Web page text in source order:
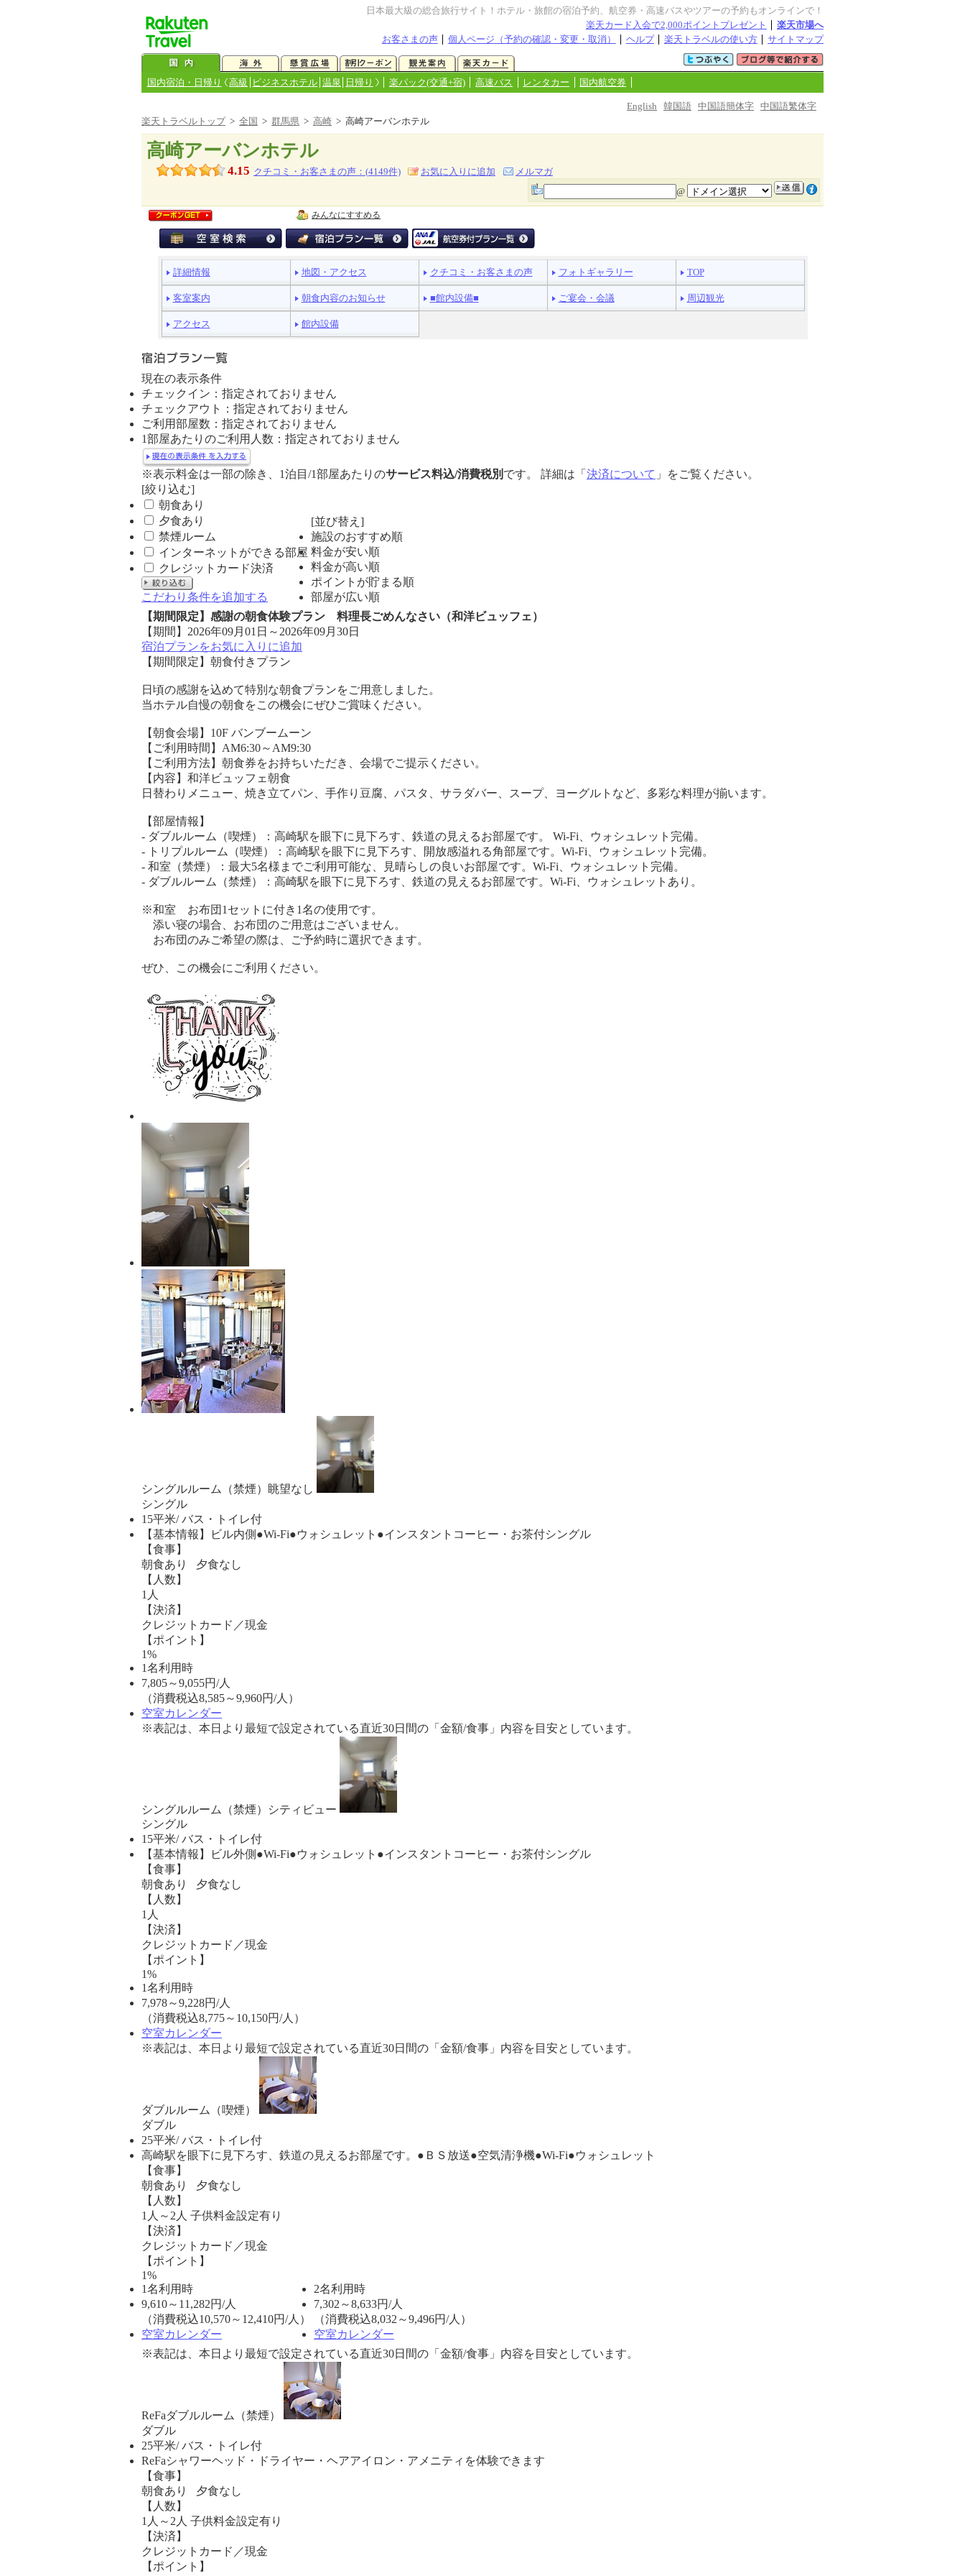
日本最大級の総合旅行サイト！ホテル・旅館の宿泊予約、航空券・高速バスやツアーの予約もオンラインで！
楽天カード入会で2,000ポイントプレゼント
楽天市場へ
お客さまの声
個人ページ（予約の確認・変更・取消） ヘルプ 楽天トラベルの使い方 サイトマップ
国内宿泊・日帰り 高級 ビジネスホテル 温泉 日帰り 楽パック(交通+宿) 高速バス レンタカー 国内航空券
English 韓国語 中国語簡体字 中国語繁体字
楽天トラベルトップ> 全国 > 群馬県 > 高崎 > 高崎アーバンホテル
高崎アーバンホテル
4.15 クチコミ・お客さまの声：(4149件) お気に入りに追加
メルマガ
@
みんなにすすめる
ペ
ー
メ
ニ
ュ
ー
詳細情報 地図・アクセス クチコミ・お客さまの声 フォトギャラリー TOP
客室案内 朝食内容のお知らせ ■館内設備■ ご宴会・会議 周辺観光
アクセス 館内設備
現在の表示条件
チェックイン：指定されておりません
チェックアウト：指定されておりません
ご利用部屋数：指定されておりません
1部屋あたりのご利用人数：指定されておりません
※表示料金は一部の除き、1泊目/1部屋あたりのサービス料込/消費税別 です。 詳細は「 決済について 」をご覧ください。
[絞り込む]
朝食あり
夕食あり
禁煙ルーム
インターネットができる部屋
クレジットカード決済
こだわり条件を追加する
[並び替え]
施設のおすすめ順
料金が安い順
料金が高い順
ポイントが貯まる順
部屋が広い順
【期間限定】感謝の朝食体験プラン 料理長ごめんなさい（和洋ビュッフェ）
【期間】2026年09月01日～2026年09月30日
宿泊プランをお気に入りに追加
【期間限定】朝食付きプラン
日頃の感謝を込めて特別な朝食プランをご用意しました。
当ホテル自慢の朝食をこの機会にぜひご賞味ください。
【朝食会場】10F バンブームーン
【ご利用時間】AM6:30～AM9:30
【ご利用方法】朝食券をお持ちいただき、会場でご提示ください。
【内容】和洋ビュッフェ朝食
日替わりメニュー、焼き立てパン、手作り豆腐、パスタ、サラダバー、スープ、ヨーグルトなど、多彩な料理が揃います。
【部屋情報】
- ダブルルーム（喫煙）：高崎駅を眼下に見下ろす、鉄道の見えるお部屋です。 Wi-Fi、ウォシュレット完備。
- トリプルルーム（喫煙）：高崎駅を眼下に見下ろす、開放感溢れる角部屋です。Wi-Fi、ウォシュレット完備。
- 和室（禁煙）：最大5名様までご利用可能な、見晴らしの良いお部屋です。Wi-Fi、ウォシュレット完備。
- ダブルルーム（禁煙）：高崎駅を眼下に見下ろす、鉄道の見えるお部屋です。Wi-Fi、ウォシュレットあり。
※和室 お布団1セットに付き1名の使用です。
添い寝の場合、お布団のご用意はございません。
お布団のみご希望の際は、ご予約時に選択できます。
ぜひ、この機会にご利用ください。
泊
プ
シングルルーム（禁煙）眺望なし
シングル
15平米/ バス・トイレ付
【基本情報】ビル内側●Wi-Fi●ウォシュレット●インスタントコーヒー・お茶付シングル
【食事】
朝食あり 夕食なし
【人数】
1人
【決済】
クレジットカード／現金
【ポイント】
1%
1名利用時
7,805～9,055円/人
（消費税込8,585～9,960円/人）
空室カレンダー
※表記は、本日より最短で設定されている直近30日間の「金額/食事」内容を目安としています。
シングルルーム（禁煙）シティビュー
シングル
15平米/ バス・トイレ付
【基本情報】ビル外側●Wi-Fi●ウォシュレット●インスタントコーヒー・お茶付シングル
【食事】
朝食あり 夕食なし
【人数】
1人
【決済】
クレジットカード／現金
【ポイント】
1%
1名利用時
7,978～9,228円/人
（消費税込8,775～10,150円/人）
空室カレンダー
※表記は、本日より最短で設定されている直近30日間の「金額/食事」内容を目安としています。
ダブルルーム（喫煙）
ダブル
25平米/ バス・トイレ付
高崎駅を眼下に見下ろす、鉄道の見えるお部屋です。●ＢＳ放送●空気清浄機●Wi-Fi●ウォシュレット
【食事】
朝食あり 夕食なし
【人数】
1人～2人 子供料金設定有り
【決済】
クレジットカード／現金
【ポイント】
1%
1名利用時
9,610～ 11,282円/人
（消費税込10,570～12,410円/人）
空室カレンダー
2名利用時
7,302 ～8,633円/人
（消費税込8,032～9,496円/人）
空室カレンダー
※表記は、本日より最短で設定されている直近30日間の「金額/食事」内容を目安としています。
ReFaダブルルーム（禁煙）
ダブル
25平米/ バス・トイレ付
ReFaシャワーヘッド・ドライヤー・ヘアアイロン・アメニティを体験できます
【食事】
朝食あり 夕食なし
【人数】
1人～2人 子供料金設定有り
【決済】
クレジットカード／現金
【ポイント】